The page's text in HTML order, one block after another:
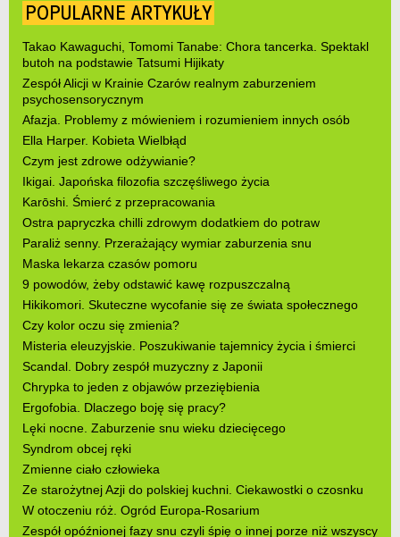
POPULARNE ARTYKUŁY
Takao Kawaguchi, Tomomi Tanabe: Chora tancerka. Spektakl
butoh na podstawie Tatsumi Hijikaty
Zespół Alicji w Krainie Czarów realnym zaburzeniem
psychosensorycznym
Afazja. Problemy z mówieniem i rozumieniem innych osób
Ella Harper. Kobieta Wielbłąd
Czym jest zdrowe odżywianie?
Ikigai. Japońska filozofia szczęśliwego życia
Karōshi. Śmierć z przepracowania
Ostra papryczka chilli zdrowym dodatkiem do potraw
Paraliż senny. Przerażający wymiar zaburzenia snu
Maska lekarza czasów pomoru
9 powodów, żeby odstawić kawę rozpuszczalną
Hikikomori. Skuteczne wycofanie się ze świata społecznego
Czy kolor oczu się zmienia?
Misteria eleuzyjskie. Poszukiwanie tajemnicy życia i śmierci
Scandal. Dobry zespół muzyczny z Japonii
Chrypka to jeden z objawów przeziębienia
Ergofobia. Dlaczego boję się pracy?
Lęki nocne. Zaburzenie snu wieku dziecięcego
Syndrom obcej ręki
Zmienne ciało człowieka
Ze starożytnej Azji do polskiej kuchni. Ciekawostki o czosnku
W otoczeniu róż. Ogród Europa-Rosarium
Zespół opóźnionej fazy snu czyli śpię o innej porze niż wszyscy